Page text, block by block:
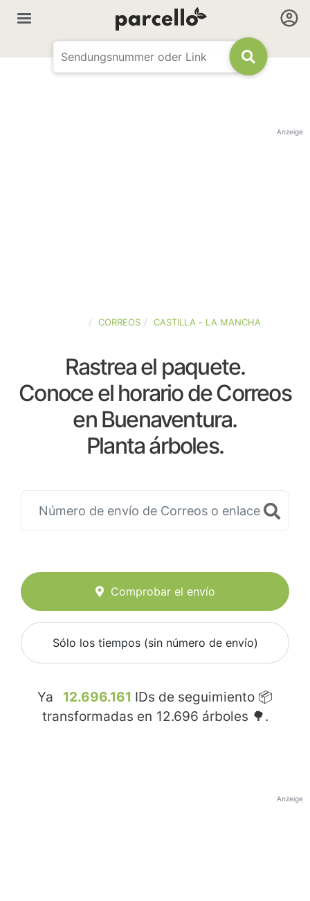
Anzeige
CORREOS CASTILLA - LA MANCHA
Rastrea el paquete.
Conoce el horario de Correos
en Buenaventura.
Planta árboles.
Comprobar el envío
Sólo los tiempos (sin número de envío)
Ya 12.696.161 IDs de seguimiento 📦
transformadas en 12.696 árboles 🌳.
Anzeige